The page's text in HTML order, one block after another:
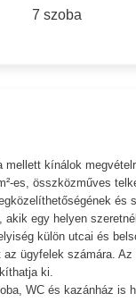
7 szoba
kínálok
es, összközműves
egy helyen
külön utcai és
ügyfelek számára.
ki.
WC és kazánház